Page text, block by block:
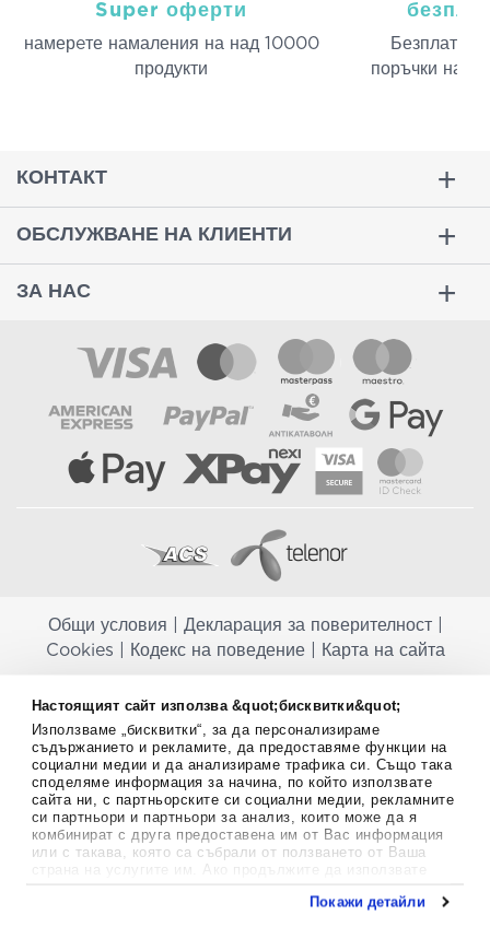
Настоящият сайт използва &quot;бисквитки&quot;
Използваме „бисквитки“, за да персонализираме
съдържанието и рекламите, да предоставяме функции на
социални медии и да анализираме трафика си. Също така
споделяме информация за начина, по който използвате
сайта ни, с партньорските си социални медии, рекламните
си партньори и партньори за анализ, които може да я
комбинират с друга предоставена им от Вас информация
или с такава, която са събрали от ползването от Ваша
страна на услугите им. Ако продължите да използвате
Покажи детайли
Super оферти
намерeте намаления на над 10000
продукти
Безплатна
поръчки над
КОНТАКТ
ОБСЛУЖВАНЕ НА КЛИЕНТИ
ЗА НАС
Общи условия Декларация за поверителност|
Cookies
Кодекс на поведение| Карта на сайта
заместват балансираната диета и не са предназначени за
профилактика, лечение или лечение на човешки заболявания.
Консултирайте се с Вашия лекар, ако сте бременна, кърмите,
приемате лекарства или имате някакви здравословни проблеми,
преди да използвате някаква хранителна добавка. Непрекъснато се
стремим да ви предоставяме точна и валидна информация. Ако
имате някакви въпроси или коментари относно тях, моля свържете
се с нас.
Aptekapromahon.com eBusinessTeam • Website by